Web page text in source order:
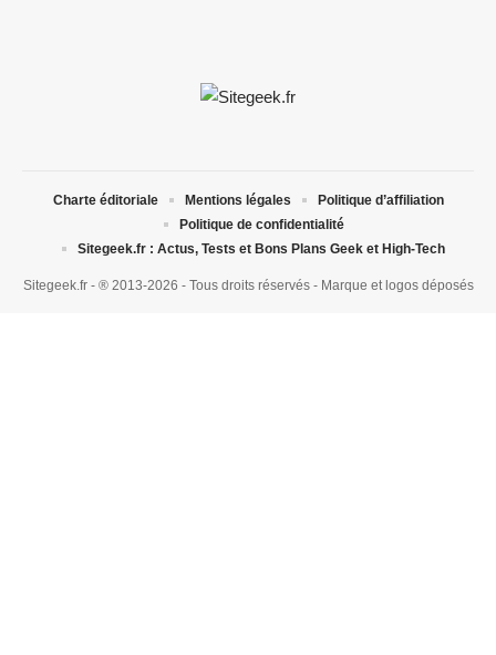
Sitegeek.fr - ® 2013-2026 - Tous droits réservés - Marque et logos déposés
Charte éditoriale Mentions légales
Politique d’affiliation
Politique de confidentialité
Sitegeek.fr : Actus, Tests et Bons Plans Geek et High-Tech